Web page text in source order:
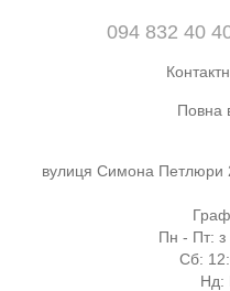
094 832 40
Повна
вулиця Симона Петлюри
Пн - Пт:
Сб:
Нд: